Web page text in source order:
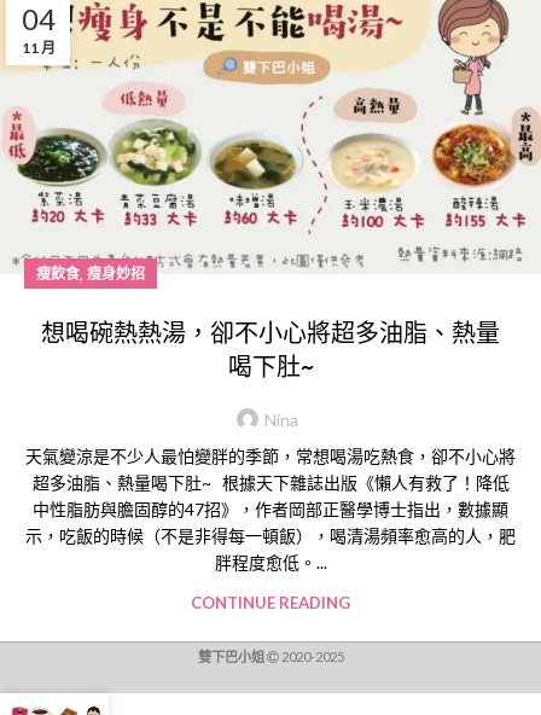
04
11 月
瘦飲食, 瘦身妙招
想喝碗熱熱湯，卻不小心將超多油脂、熱量
喝下肚~
Nina
天氣變涼是不少人最怕變胖的季節，常想喝湯吃熱食，卻不小心將
超多油脂、熱量喝下肚~ 根據天下雜誌出版《懶人有救了！降低
中性脂肪與膽固醇的47招》，作者岡部正醫學博士指出，數據顯
示，吃飯的時候（不是非得每一頓飯），喝清湯頻率愈高的人，肥
胖程度愈低。...
CONTINUE READING
雙下巴小姐 2020-2025